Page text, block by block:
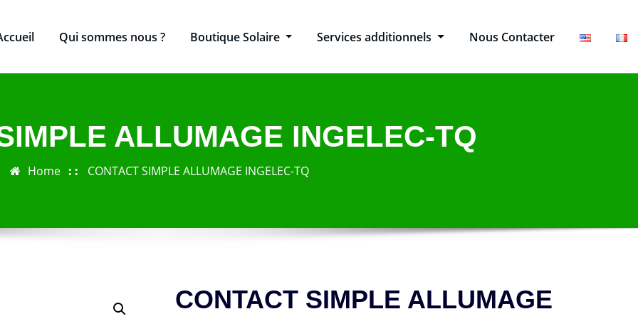
Qui sommes nous ? Boutique Solaire Services additionnels Nous Contacter
ALLUMAGE INGELEC-TQ
Home CONTACT SIMPLE ALLUMAGE INGELEC-TQ
CONTACT SIMPLE ALLUMAGE